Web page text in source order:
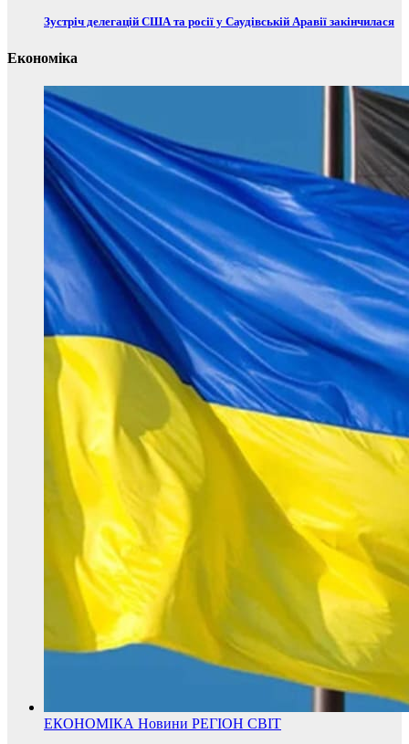
Зустріч делегацій США та росії у Саудівській Аравії закінчилася
Економіка
ЕКОНОМІКА Новини РЕГІОН СВІТ